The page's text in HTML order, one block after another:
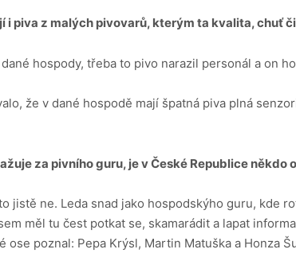
i piva z malých pivovarů, kterým ta kvalita, chuť
hospody, třeba to pivo narazil personál a on
že v dané hospodě mají špatná piva plná
za pivníhoguru, je v České Republice někdo
jistě ne. Leda snad jako hospodskýho guru, kde
měl tu čest potkat se, skamarádit a lapat
ose poznal: Pepa Krýsl, Martin Matuška a Honza